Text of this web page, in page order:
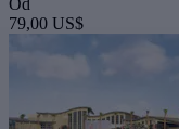
Od
79,00 US$